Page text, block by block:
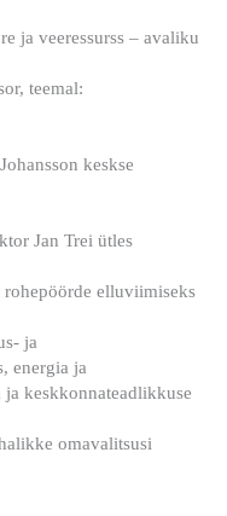
ja veeressurss – avaliku
teemal:
keskse
Jan Trei ütles
elluviimiseks
ja
energia ja
keskkonnateadlikkuse
omavalitsusi